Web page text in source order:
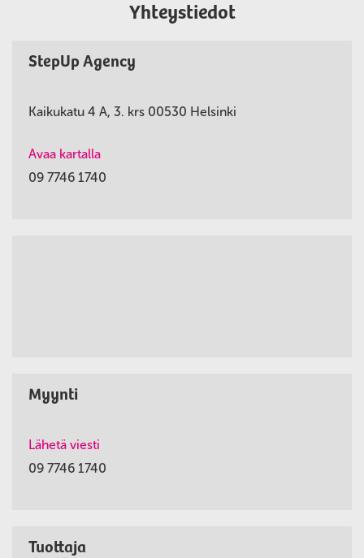
Yhteystiedot
StepUp Agency
Kaikukatu 4 A, 3. krs 00530 Helsinki
Avaa kartalla
09 7746 1740
Myynti
Lähetä viesti
09 7746 1740
Tuottaja